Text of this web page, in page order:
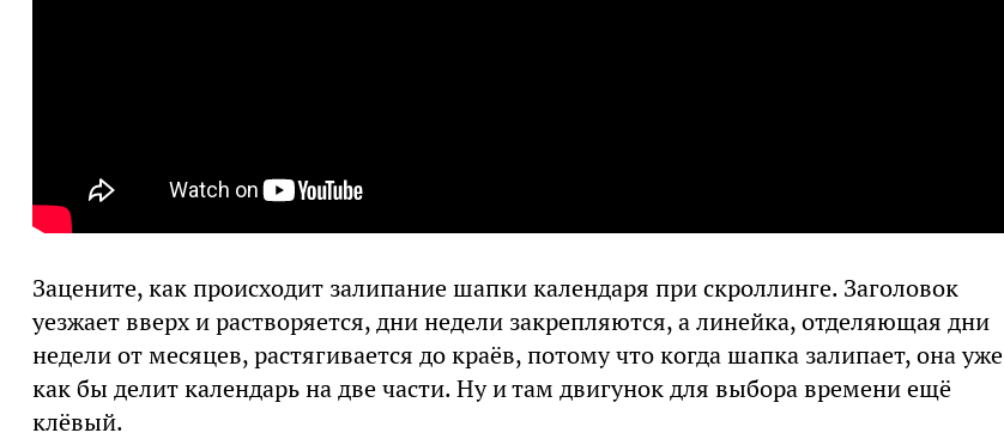
Зацените, как происходит залипание шапки календаря при скроллинге. Заголовок
уезжает вверх и растворяется, дни недели закрепляются, а линейка, отделяющая дни
недели от месяцев, растягивается до краёв, потому что когда шапка залипает, она уже
как бы делит календарь на две части. Ну и там двигунок для выбора времени ещё
клёвый.